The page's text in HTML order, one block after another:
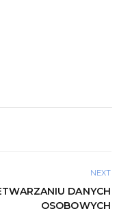
NEXT
DANYCH
OSOBOWYCH